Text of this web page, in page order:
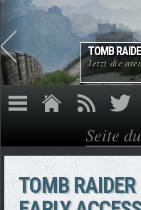
Direkt zum
TOMB
Jetzt die
Suche
TOMB RAIDER